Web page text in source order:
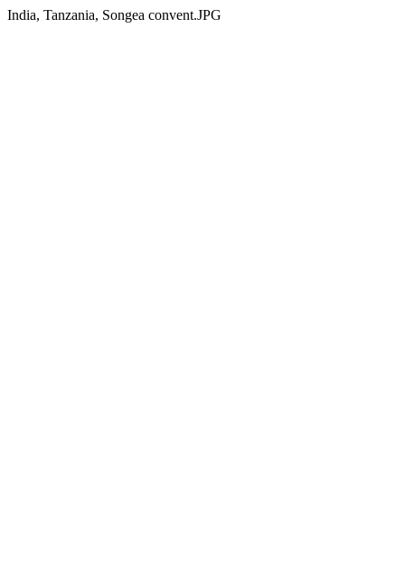
India, Tanzania, Songea convent.JPG